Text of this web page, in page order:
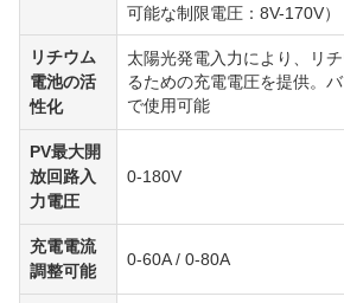
可能な制限電圧：8V-170V）
リチウム
電池の活
性化
太陽光発電入力により、リ
るための充電電圧を提供。
で使用可能
PV最大開
放回路入
力電圧
0-180V
充電電流
調整可能
0-60A / 0-80A